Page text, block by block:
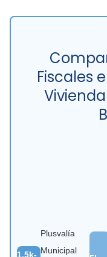
Fiscales
1.5k-
Plusvalía
Municipal